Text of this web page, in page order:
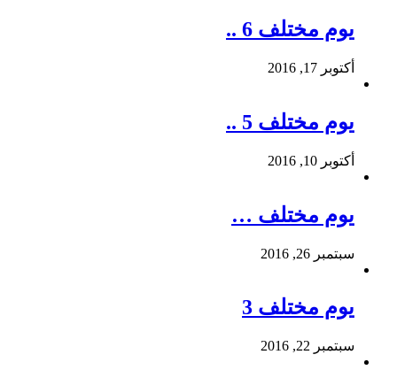
يوم مختلف 6 ..
أكتوبر 17, 2016
يوم مختلف 5 ..
أكتوبر 10, 2016
يوم مختلف …
سبتمبر 26, 2016
يوم مختلف 3
سبتمبر 22, 2016